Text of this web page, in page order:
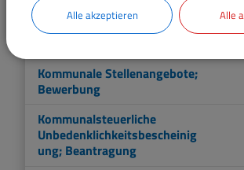
Kommunale
Selbstverwaltung;
Kommunale Stellenangebote;
Bewerbung
Kommunalsteuerliche
Unbedenklichkeitsbescheinig
ung; Beantragung
Alle akzeptieren Alle